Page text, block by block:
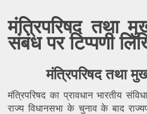
मंत्रिपरिषद तथा
संबंध पर टिप्पणी
मंत्रिपरिषद तथा
मंत्रिपरिषद का प्रावधान भारतीय
राज्य विधानसभा के चुनाव के बाद